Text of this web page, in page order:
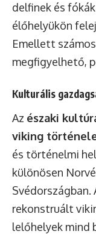
delfinek és
élőhelyükön
Emellett
megfigyelhető,
Kulturális
Az északi
viking
és történelmi
különösen
Svédországban.
rekonstruált
lelőhelyek mind